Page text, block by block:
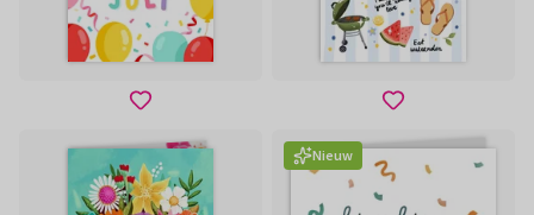
Nieuw